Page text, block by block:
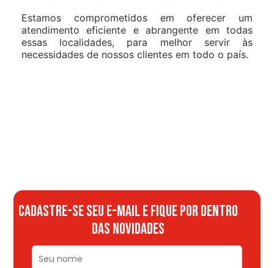
Estamos comprometidos em oferecer um
atendimento eficiente e abrangente em todas
essas localidades, para melhor servir às
necessidades de nossos clientes em todo o país.
CADASTRE-SE SEU E-MAIL E FIQUE POR DENTRO
DAS NOVIDADES